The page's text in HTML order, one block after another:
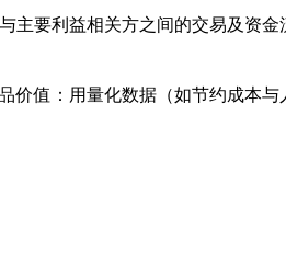
主要利益相关方之间的交易及资金
价值：用量化数据（如节约成本